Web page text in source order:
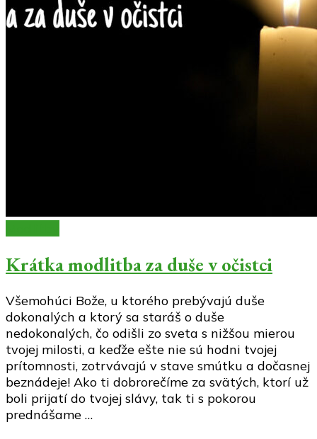
Krátka modlitba za duše v očistci
Všemohúci Bože, u ktorého prebývajú duše
dokonalých a ktorý sa staráš o duše
nedokonalých, čo odišli zo sveta s nižšou mierou
tvojej milosti, a keďže ešte nie sú hodni tvojej
prítomnosti, zotrvávajú v stave smútku a dočasnej
beznádeje! Ako ti dobrorečíme za svätých, ktorí už
boli prijatí do tvojej slávy, tak ti s pokorou
prednášame …